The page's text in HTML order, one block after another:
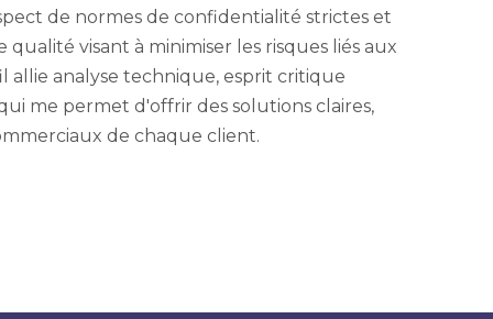
de normes de confidentialité strictes et
visant à minimiser les risques liés aux
allie analyse technique, esprit critique
me permet d'offrir des solutions claires,
de chaque client.